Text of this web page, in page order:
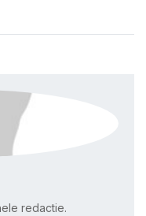
redactie.